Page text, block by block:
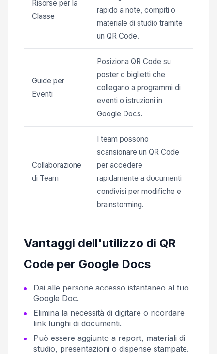
Risorse per la
Classe
rapido a note, compiti o
materiale di studio tramite
un QR Code.
Guide per
Eventi
Posiziona QR Code su
poster o biglietti che
collegano a programmi di
eventi o istruzioni in
Google Docs.
Collaborazione
di Team
I team possono
scansionare un QR Code
per accedere
rapidamente a documenti
condivisi per modifiche e
brainstorming.
Vantaggi dell'utilizzo di QR
Code per Google Docs
Dai alle persone accesso istantaneo al tuo
Google Doc.
Elimina la necessità di digitare o ricordare
link lunghi di documenti.
Può essere aggiunto a report, materiali di
studio, presentazioni o dispense stampate.